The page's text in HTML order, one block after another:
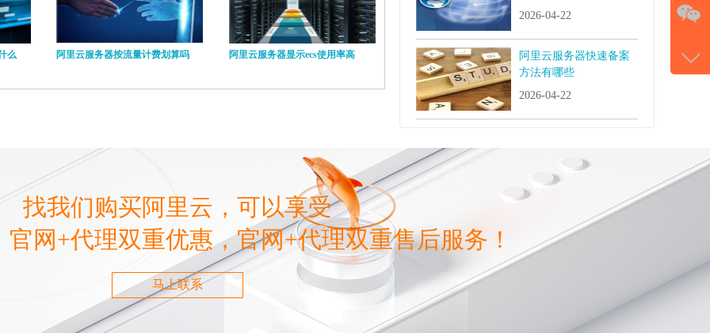
么 阿里云服务器按流量计费划算吗 阿里云服务器显示ecs使用率高
2026-04-22
阿里云服务器快速备案
方法有哪些
2026-04-22
找我们购买阿里云，可以享受
网+代理双重优惠，官网+代理双重售后服务！
马上联系
177-